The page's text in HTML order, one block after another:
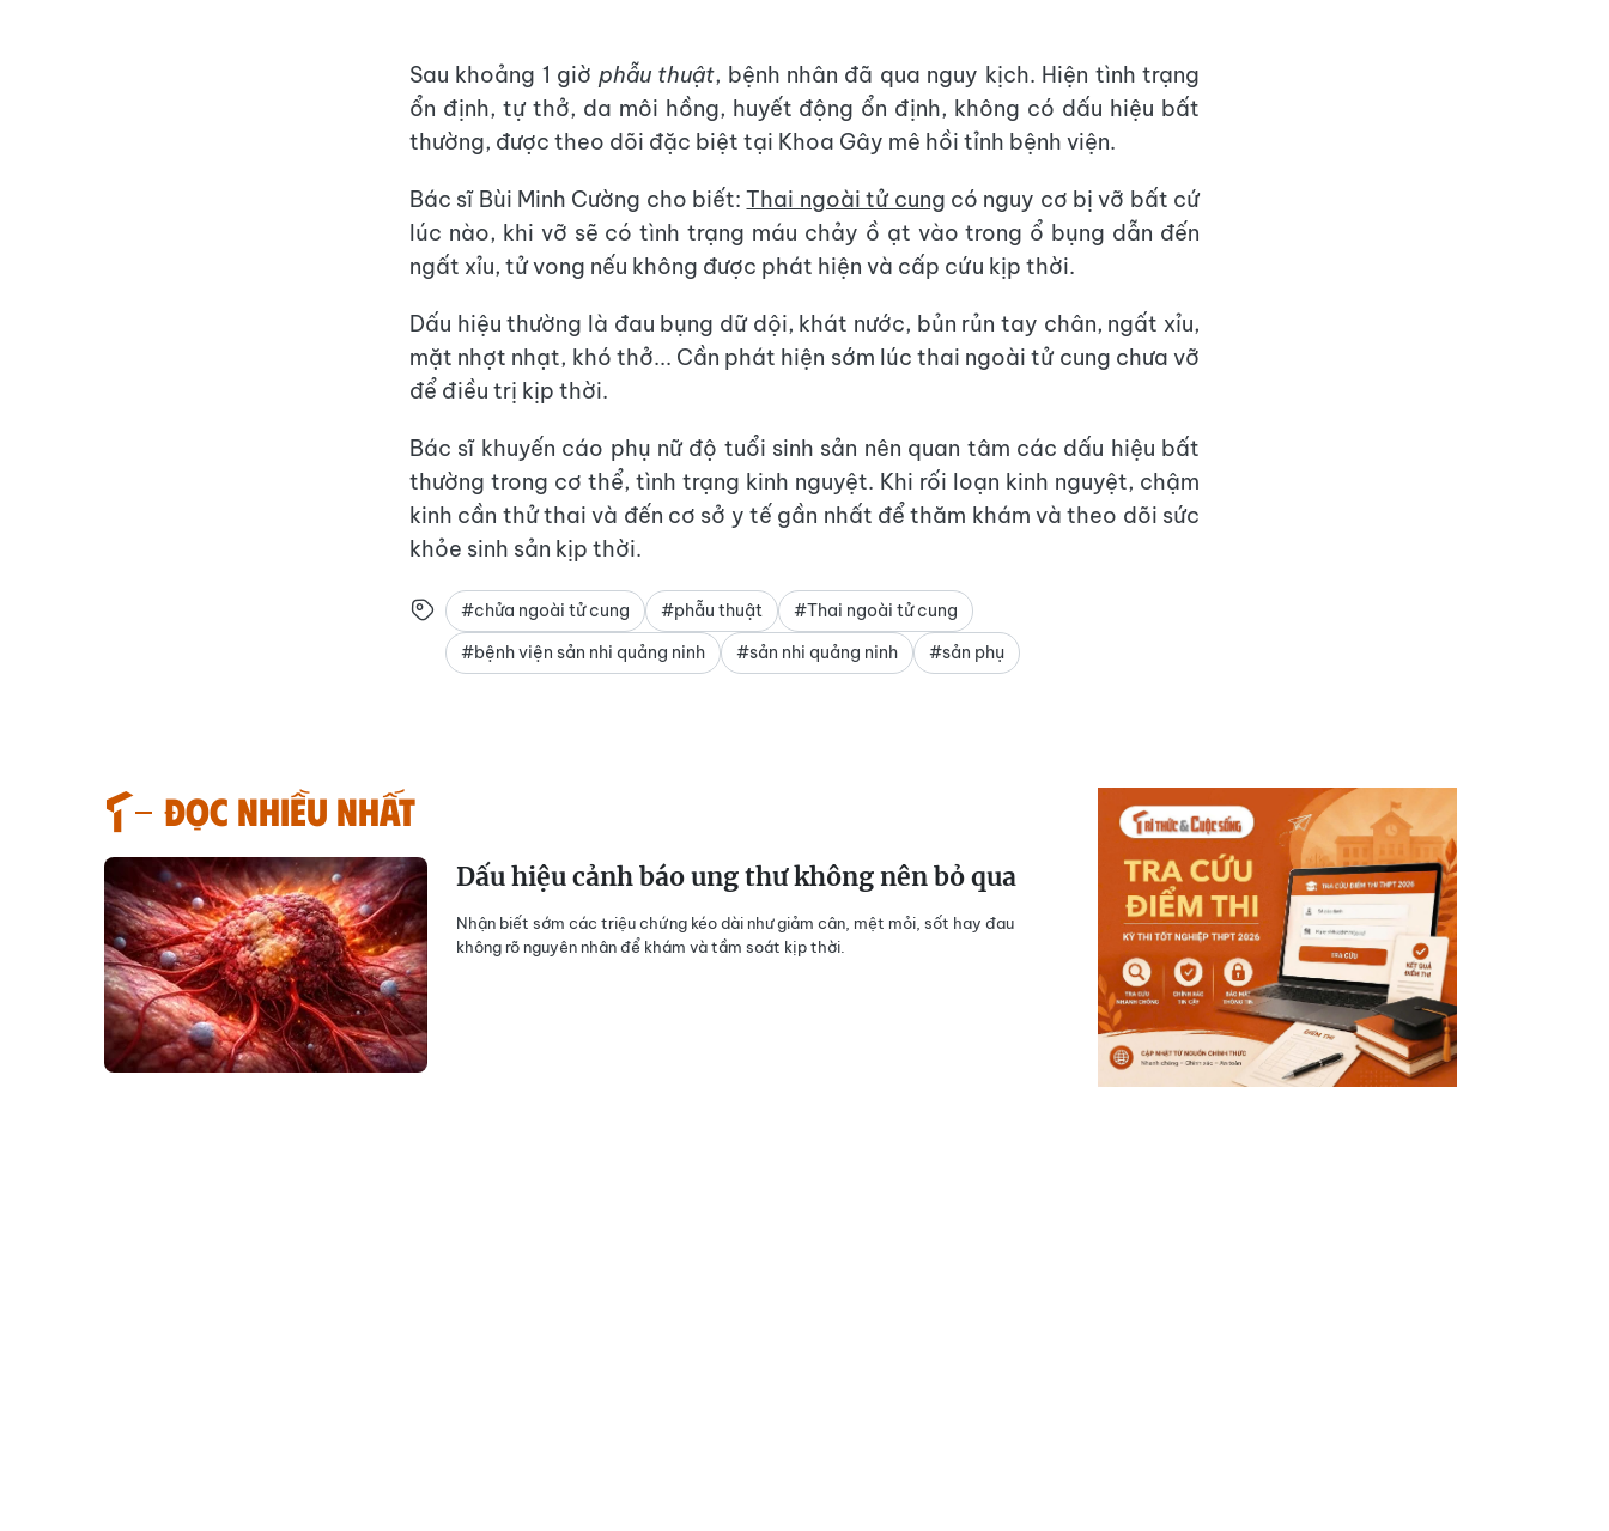
Sau khoảng 1 giờ phẫu thuật, bệnh nhân đã qua nguy kịch. Hiện tình trạng
ổn định, tự thở, da môi hồng, huyết động ổn định, không có dấu hiệu bất
thường, được theo dõi đặc biệt tại Khoa Gây mê hồi tỉnh bệnh viện.
Bác sĩ Bùi Minh Cường cho biết:Thai ngoài tử cung có nguy cơ bị vỡ bất cứ
lúc nào, khi vỡ sẽ có tình trạng máu chảy ồ ạt vào trong ổ bụng dẫn đến
ngất xỉu, tử vong nếu không được phát hiện và cấp cứu kịp thời.
Dấu hiệu thường là đau bụng dữ dội, khát nước, bủn rủn tay chân, ngất xỉu,
mặt nhợt nhạt, khó thở... Cần phát hiện sớm lúc thai ngoài tử cung chưa vỡ
để điều trị kịp thời.
Bác sĩ khuyến cáo phụ nữ độ tuổi sinh sản nên quan tâm các dấu hiệu bất
thường trong cơ thể, tình trạng kinh nguyệt. Khi rối loạn kinh nguyệt, chậm
kinh cần thử thai và đến cơ sở y tế gần nhất để thăm khám và theo dõi sức
khỏe sinh sản kịp thời.
#chửa ngoài tử cung #phẫu thuật
#Thai ngoài tử cung
#bệnh viện sản nhi quảng ninh
#sản nhi quảng ninh #sản phụ
Đọc nhiều nhất
Dấu hiệu cảnh báo ung thư không nên bỏ qua
Nhận biết sớm các triệu chứng kéo dài như giảm cân, mệt mỏi, sốt hay đau
không rõ nguyên nhân để khám và tầm soát kịp thời.